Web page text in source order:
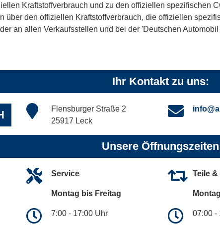
Kraftstoffverbrauch und zu den offiziellen spezifischen
über den offiziellen Kraftstoffverbrauch, die offiziellen
an allen Verkaufsstellen und bei der 'Deutschen
Ihr Kontakt zu uns:
Flensburger Straße 2
25917 Leck
Unsere Öffnungszeiten
Service
Montag bis Freitag
7:00 - 17:00 Uhr
Teile
07:00 -